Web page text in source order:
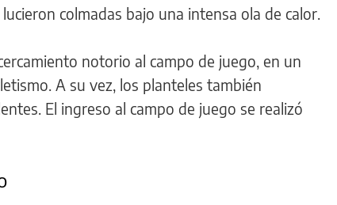
colmadas bajo una intensa ola de calor.
notorio al campo de juego, en un
A su vez, los planteles también
El ingreso al campo de juego se realizó